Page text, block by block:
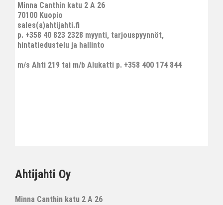
Minna Canthin katu 2 A 26
70100 Kuopio
sales(a)ahtijahti.fi
p. +358 40 823 2328 myynti, tarjouspyynnöt,
hintatiedustelu ja hallinto
m/s Ahti 219 tai m/b Alukatti p. +358 400 174 844
Ahtijahti Oy
Minna Canthin katu 2 A 26